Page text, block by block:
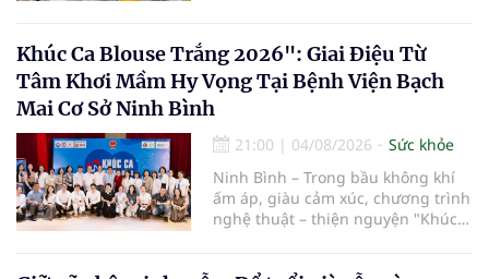
Khúc Ca Blouse Trắng 2026": Giai Điệu Từ
Tâm Khơi Mầm Hy Vọng Tại Bệnh Viện Bạch
Mai Cơ Sở Ninh Bình
21:00 | 04/08/2026
Sức khỏe
Ninh Bình – Trong bầu không khí
ấm áp, giàu cảm xúc, chương trình
nghệ thuật – thiện nguyện "Khúc